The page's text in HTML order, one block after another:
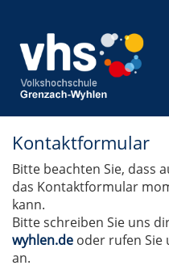
Kontaktformular
Bitte beachten Sie, dass
das Kontaktformular
kann.
Bitte schreiben Sie uns
wyhlen.de oder rufen
an.